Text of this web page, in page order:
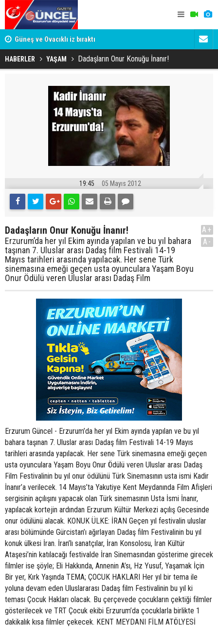
Güneş ve Ovacıklı iz bıraktı BEYAZLI
HABERLER YAŞAM Dadaşların Onur Konuğu İnanır!
19:45 05 Mayıs 2012
Dadaşların Onur Konuğu İnanır!
Erzurum’da her yıl Ekim ayında yapılan ve bu yıl bahara
taşınan 7. Uluslar arası Dadaş film Festivali 14-19
Mayıs tarihleri arasında yapılacak. Her sene Türk
sinemasına emeği geçen usta oyunculara Yaşam Boyu
Onur Ödülü veren Uluslar arası Dadaş Film
A+
A-
Erzurum Güncel - Erzurum’da her yıl Ekim ayında yapılan ve bu yıl
bahara taşınan 7. Uluslar arası Dadaş film Festivali 14-19 Mayıs
tarihleri arasında yapılacak. Her sene Türk sinemasına emeği geçen
usta oyunculara Yaşam Boyu Onur Ödülü veren Uluslar arası Dadaş
Film Festivalinin bu yıl onur ödülünü Türk Sinemasının usta ismi Kadir
İnanır’a verilecek. 14 Mayıs’ta Yakutiye Kent Meydanında Film Afişleri
sergisinin açılışını yapacak olan Türk sinemasının Usta İsmi İnanır,
yapılacak kortejin ardından Erzurum Kültür Merkezi açılış Gecesinde
onur ödülünü alacak. KONUK ÜLKE: İRAN Geçen yıl festivalin uluslar
arası bölümünde Gürcistan’ı ağırlayan Dadaş film Festivalinin bu yıl
konuk ülkesi İran. İran’lı sanatçılar, İran Konsolosu, İran Kültür
Ataşesi’nin katılacağı festivalde İran Sinemasından gösterime girecek
filmler ise şöyle; Eli Hakkında, Annenin A’sı, Hz Yusuf, Yaşamak İçin
Bir yer, Kırk Yaşında TEMA; ÇOCUK HAKLARI Her yıl bir tema ile
yoluna devam eden Uluslararası Dadaş film Festivalinin bu yıl ki
teması Çocuk Hakları olacak. Bu çerçevede çocukların çektiği filmler
gösterilecek ve TRT Çocuk ekibi Erzurum’da çocuklarla birlikte 1
dakikalık kısa filmler çekecek. KENT MEYDANI FİLM ATÖLYESİ